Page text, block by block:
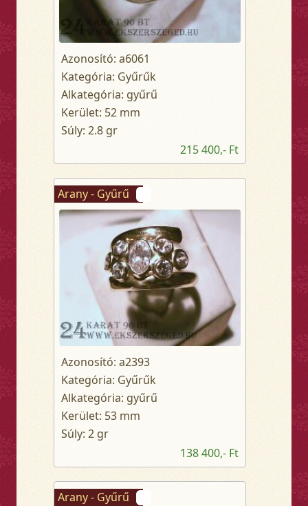
Azonosító: a6061
Kategória: Gyűrűk
Alkategória: gyűrű
Kerület: 52 mm
Súly: 2.8 gr
215 400,- Ft
Arany - Gyűrű
Azonosító: a2393
Kategória: Gyűrűk
Alkategória: gyűrű
Kerület: 53 mm
Súly: 2 gr
138 400,- Ft
Arany - Gyűrű